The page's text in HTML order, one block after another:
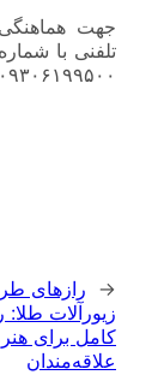
جهت
۰۹۳۰۶۱۹۹۵۰۰ تماس حاصل نمایید.
← رازهای
زیورآلات طلا:
کامل برای
علاقه‌مندان